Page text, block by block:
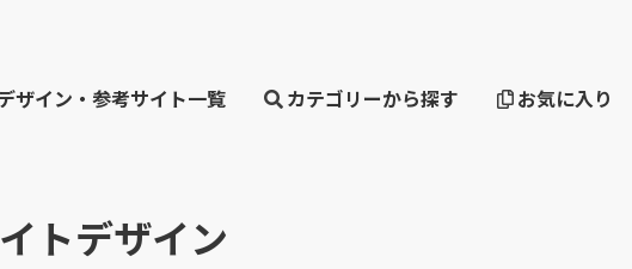
ザイン・参考サイト一覧 カテゴリーから探す お気に入り
トデザイン